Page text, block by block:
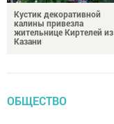
Кустик декоративной
калины привезла
жительнице Киртелей из
Казани
ОБЩЕСТВО